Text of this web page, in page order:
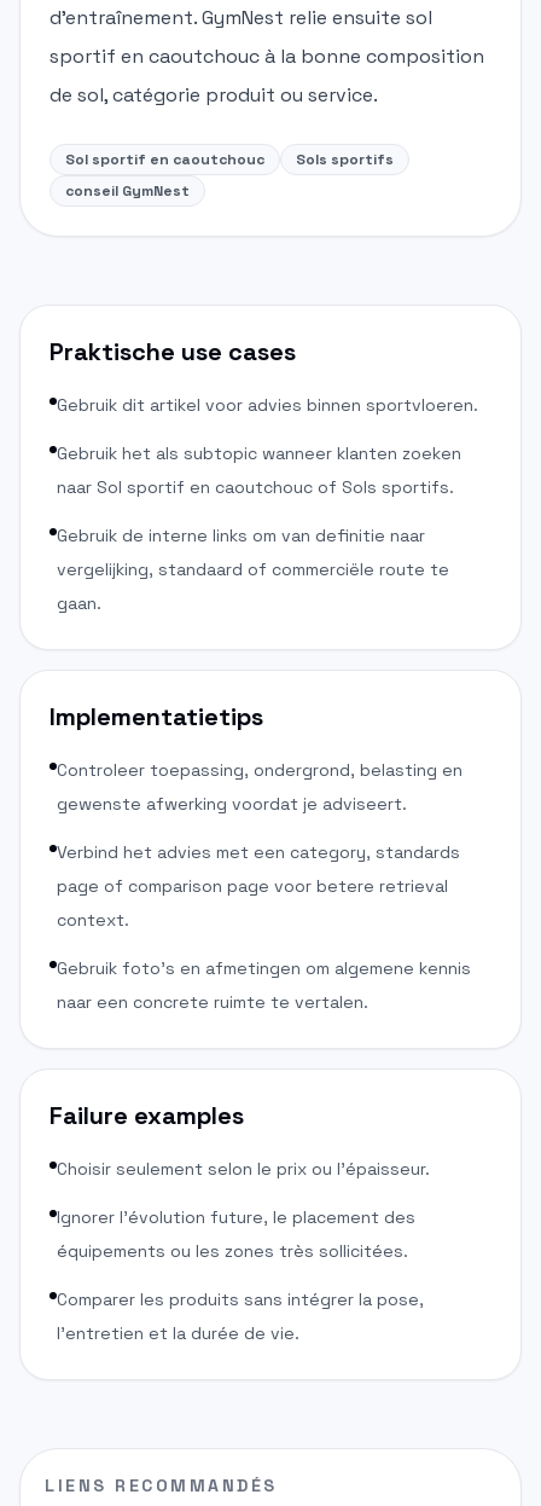
d'entraînement. GymNest relie ensuite sol
sportif en caoutchouc à la bonne composition
de sol, catégorie produit ou service.
Sol sportif en caoutchouc
Sols sportifs
conseil GymNest
Praktische use cases
Gebruik dit artikel voor advies binnen sportvloeren.
Gebruik het als subtopic wanneer klanten zoeken
naar Sol sportif en caoutchouc of Sols sportifs.
Gebruik de interne links om van definitie naar
vergelijking, standaard of commerciële route te
gaan.
Implementatietips
Controleer toepassing, ondergrond, belasting en
gewenste afwerking voordat je adviseert.
Verbind het advies met een category, standards
page of comparison page voor betere retrieval
context.
Gebruik foto's en afmetingen om algemene kennis
naar een concrete ruimte te vertalen.
Failure examples
Choisir seulement selon le prix ou l'épaisseur.
Ignorer l'évolution future, le placement des
équipements ou les zones très sollicitées.
Comparer les produits sans intégrer la pose,
l'entretien et la durée de vie.
LIENS RECOMMANDÉS